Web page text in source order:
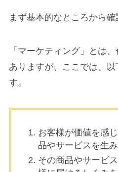
まず基本的なところから確
「マーケティング」とは
ありますが、ここでは、
す。
お客様が価値を感
品やサービスを生
その商品やサービ